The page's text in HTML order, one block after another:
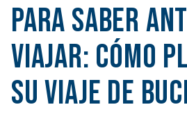
Para saber
viajar: Cómo
su viaje de